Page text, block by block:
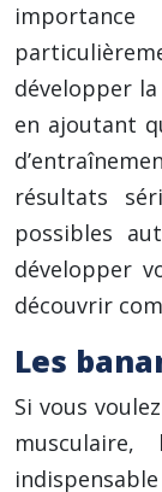
développer
en ajoutant
résultats
possibles
développer
découvrir
Les
Si vous